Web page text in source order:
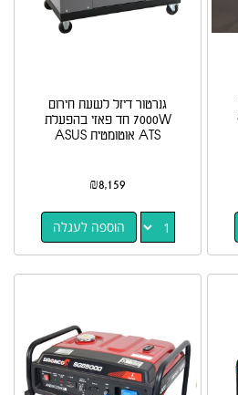
גנרטור דיזל לשעת חירום
7000W חד פאזי בהפעלת
ATS אוטומטית ASUS
₪8,159
הוספה לעגלה